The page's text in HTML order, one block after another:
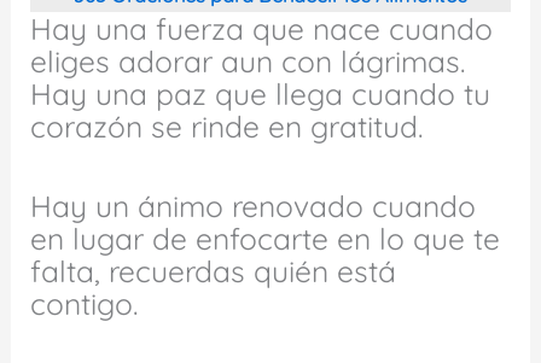
Hay una fuerza que nace cuando
eliges adorar aun con lágrimas.
Hay una paz que llega cuando tu
corazón se rinde en gratitud.
Hay un ánimo renovado cuando
en lugar de enfocarte en lo que te
falta, recuerdas quién está
contigo.